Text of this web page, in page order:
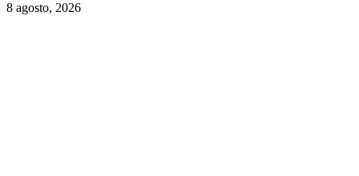
8 agosto, 2026